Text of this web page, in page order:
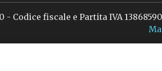
Codice fiscale e Partita IVA